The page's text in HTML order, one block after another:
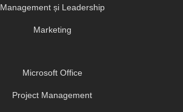
Management și Leadership
Marketing
Microsoft Office
Project Management